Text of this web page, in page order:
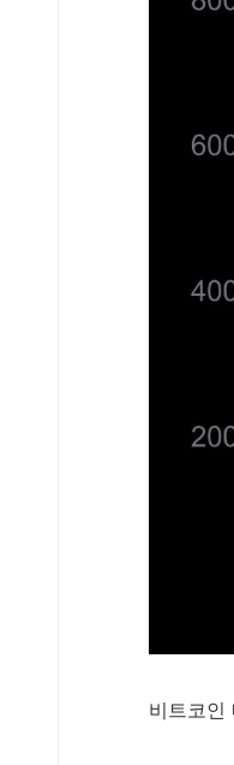
비트코인